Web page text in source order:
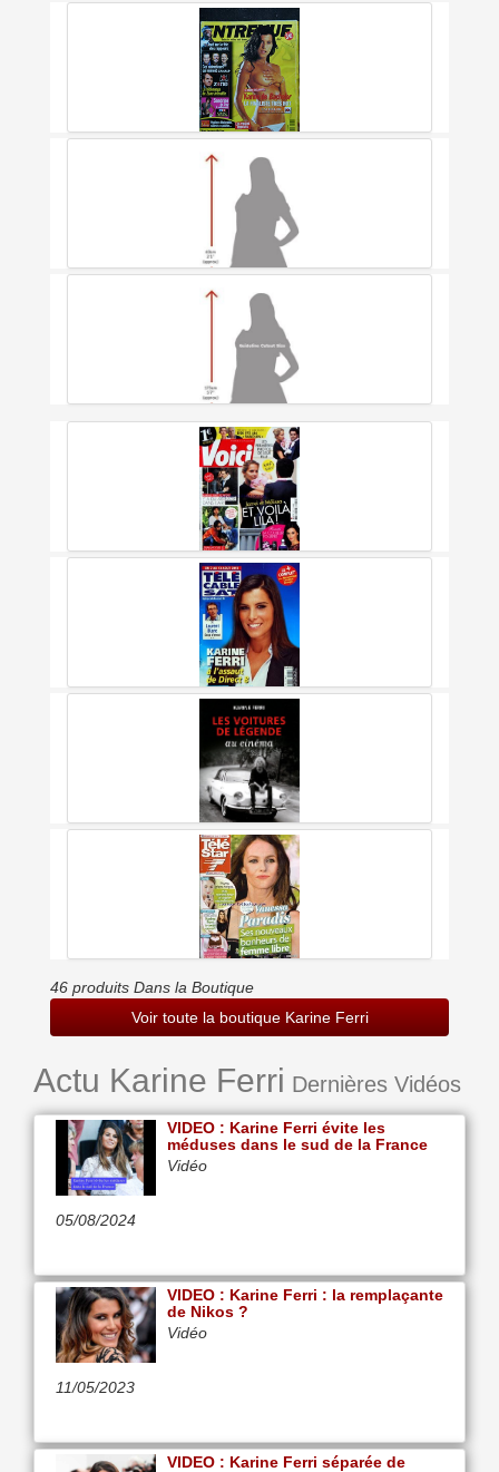
Entrevue 140 2004 Mars Cover Karine Ferri La Finaliste De Bachelor
11 Pages Exclusives
Karine Ferri Petit Taille
Karine Ferri Grandeur Nature
Voici [no 1249] Du 15/10/2011 - Tristane Banon - Le Livre Choc -
Strauss-kahn Est Un Babouin - Jamel Debbouze Et Melissa Theuriau
/ Voila Lila - Karine Ferri Et Pierre - Le Mariage - Demi Moore Et
Ashton Kutcher
Tele Cable Sat [no 1057] Du 02/08/2010 - Laurent Blanc - Coup
D'envoi - Karine Ferri A L'assaut De Direct 8
Les Voitures De Légende Au Cinéma
Nouveaux Bonheurs De Femme Libre - The Voice - Karine Ferri A
Coeur Ouvert - Nos Recettes Gourmandes
46 produits Dans la Boutique
Voir toute la boutique Karine Ferri
Actu Karine Ferri Dernières Vidéos
05/08/2024
VIDEO : Karine Ferri évite les
méduses dans le sud de la France
Vidéo
11/05/2023
VIDEO : Karine Ferri : la remplaçante
de Nikos ?
Vidéo
VIDEO : Karine Ferri séparée de